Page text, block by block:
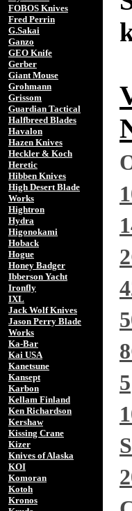
FOBOS Knives
Fred Perrin
G.Sakai
Ganzo
GEO Knife
Gerber
Giant Mouse
Grohmann
Grissom
Guardian Tactical
Halfbreed Blades
Havalon
Hazen Knives
Heckler & Koch
Heretic
Hibben Knives
High Desert Blade
Works
Hightron
Hydra
Higonokami
Hoback
Hogue
Honey Badger
Ibberson Yacht
Ironfly
IXL
Jack Wolf Knives
Jason Perry Blade
Works
Ka-Bar
Kai USA
Kanetsune
Kansept
Karbon
Kellam Finland
Ken Richardson
Kershaw
Kissing Crane
Kizer
Knives of Alaska
KOI
Komoran
Kotoh
Kronos
5